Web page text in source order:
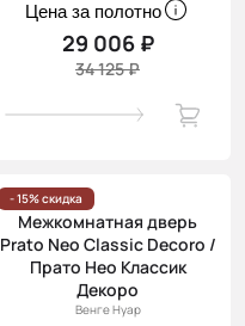
Цена за полотно
29 006 ₽
34 125 ₽
- 15% скидка
Межкомнатная дверь
Prato Neo Classic Decoro /
Прато Нео Классик
Декоро
Венге Нуар